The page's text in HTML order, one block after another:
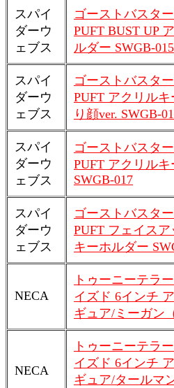
スパイ
ダーウ
ェブス
ゴーストバスタ
PUFT BUST UP
ルダー SWGB-015
スパイ
ダーウ
ェブス
ゴーストバスタ
PUFT アクリル
り顔ver. SWGB-
スパイ
ダーウ
ェブス
ゴーストバスタ
PUFT アクリル
SWGB-017
スパイ
ダーウ
ェブス
ゴーストバスタ
PUFT フェイス
キーホルダー
NECA
トゥーニーテラ
イズド 6インチ
ギュア/ミーガン
NECA
トゥーニーテラ
イズド 6インチ
ギュア/タールマ